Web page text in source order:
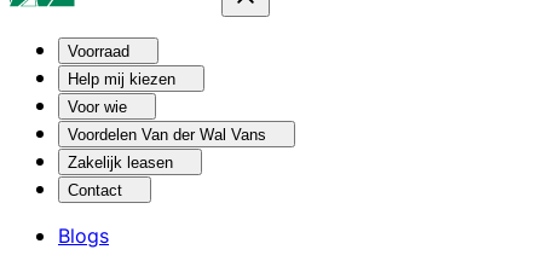
Voorraad
Help mij kiezen
Voor wie
Voordelen Van der Wal Vans
Zakelijk leasen
Contact
Blogs